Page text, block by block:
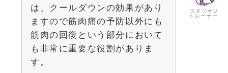
スタジオU
トレーナー
は、クールダウンの効果があり
ますので筋肉痛の予防以外にも
筋肉の回復という部分において
も非常に重要な役割がありま
す。